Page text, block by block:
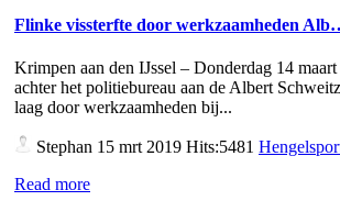
Flinke vissterfte door werkzaamheden
Krimpen aan den IJssel – Donderdag 14
achter het politiebureau aan de Albert
laag door werkzaamheden bij...
Stephan 15 mrt 2019 Hits:5481
Read more